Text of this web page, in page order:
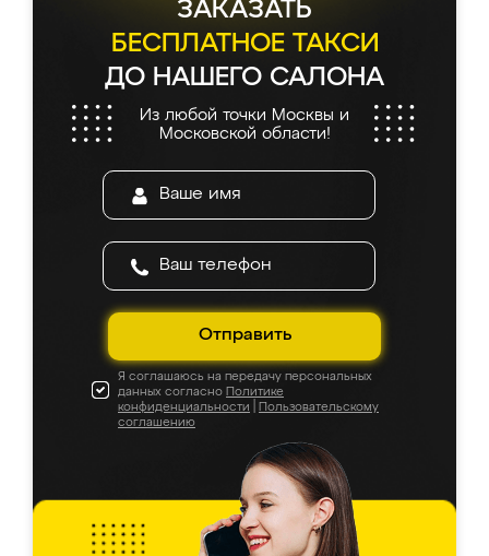
ЗАКАЗАТЬ
БЕСПЛАТНОЕ ТАКСИ
ДО НАШЕГО САЛОНА
Из любой точки Москвы и
Московской области!
Отправить
Я соглашаюсь на передачу персональных
данных согласно Политике
конфиденциальности
Пользовательскому
соглашению